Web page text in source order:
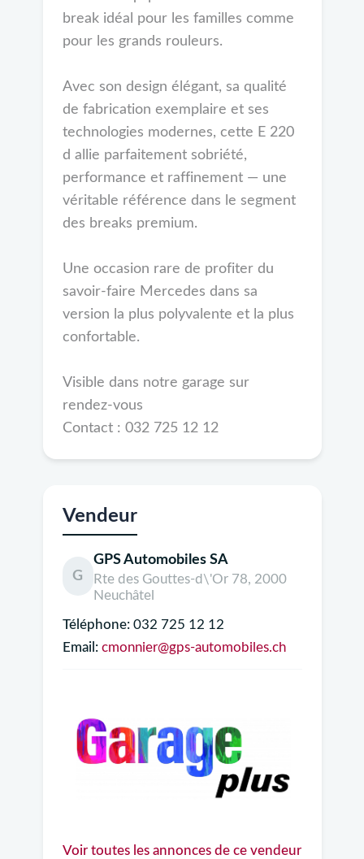
break idéal pour les familles comme
pour les grands rouleurs.
Avec son design élégant, sa qualité
de fabrication exemplaire et ses
technologies modernes, cette E 220
d allie parfaitement sobriété,
performance et raffinement — une
véritable référence dans le segment
des breaks premium.
Une occasion rare de profiter du
savoir-faire Mercedes dans sa
version la plus polyvalente et la plus
confortable.
Visible dans notre garage sur
rendez-vous
Contact : 032 725 12 12
Vendeur
G
GPS Automobiles SA
Rte des Gouttes-d\'Or 78, 2000
Neuchâtel
Téléphone:032 725 12 12
Email: cmonnier@gps-automobiles.ch
Voir toutes les annonces de ce vendeur